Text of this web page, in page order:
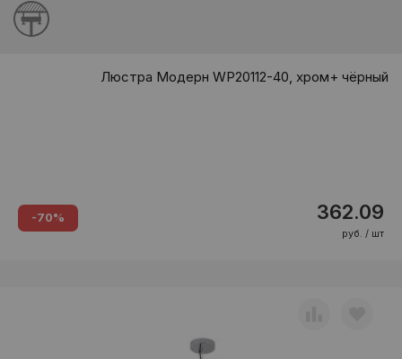
Люстра Модерн WP20112-40, хром+ чёрный
-70% 362.09
руб. / шт